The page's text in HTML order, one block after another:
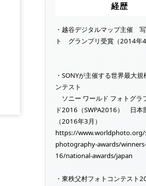
経歴
・越谷デジタルマップ主催
ト グランプリ受賞（2014年4
・SONYが主催する世界最大
ンテスト
ソニー ワールド フォトグラ
ド2016（SWPA2016） 日本
（2016年3月）
https://www.worldphoto.org/
photography-awards/
16/national-awards/japan
・東秩父村フォトコンテス